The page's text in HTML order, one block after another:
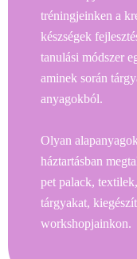
tréningjeinken a
készségek
tanulási módszer
aminek során
anyagokból.
Olyan
háztartásban
pet palack,
tárgyakat,
workshopjainkon.